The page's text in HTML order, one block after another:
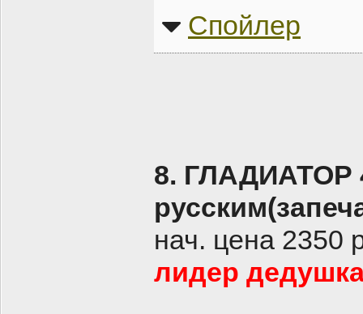
Спойлер
8. ГЛАДИАТОР
нач. цена 2350
лидер